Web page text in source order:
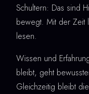
Schultern: Das sind
bewegt. Mit der Zeit
lesen.
Wissen und
bleibt, geht
Gleichzeitig bleibt